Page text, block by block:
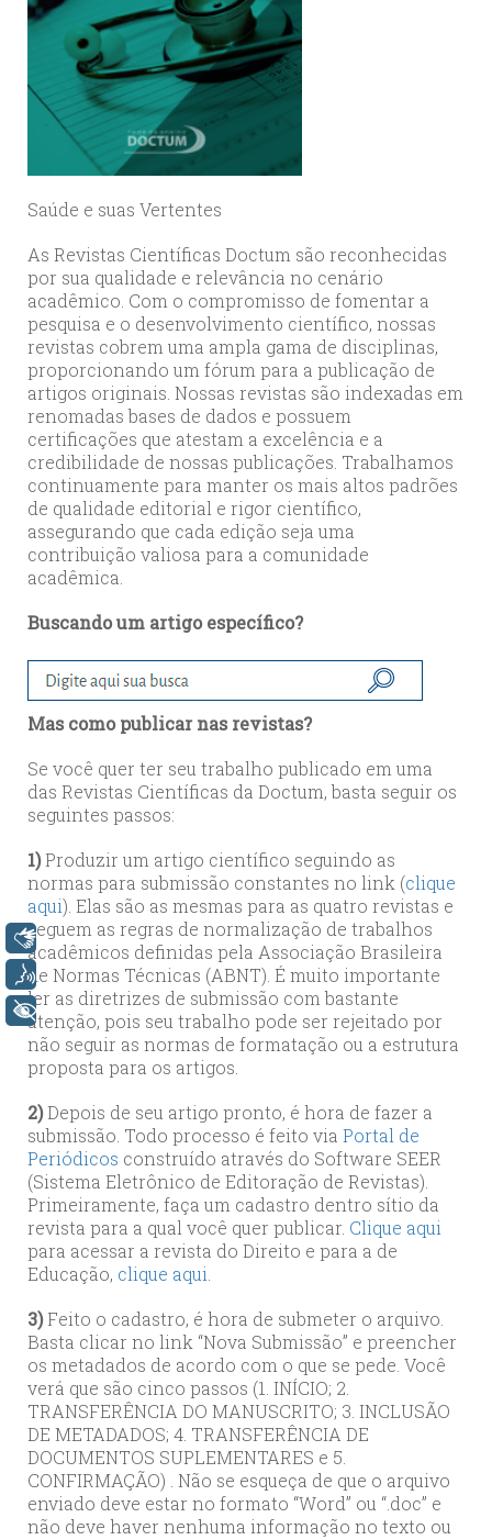
Saúde e suas Vertentes
As Revistas Científicas Doctum são reconhecidas
por sua qualidade e relevância no cenário
acadêmico. Com o compromisso de fomentar a
pesquisa e o desenvolvimento científico, nossas
revistas cobrem uma ampla gama de disciplinas,
proporcionando um fórum para a publicação de
artigos originais. Nossas revistas são indexadas em
renomadas bases de dados e possuem
certificações que atestam a excelência e a
credibilidade de nossas publicações. Trabalhamos
continuamente para manter os mais altos padrões
de qualidade editorial e rigor científico,
assegurando que cada edição seja uma
contribuição valiosa para a comunidade
acadêmica.
Buscando um artigo específico?
Mas como publicar nas revistas?
Se você quer ter seu trabalho publicado em uma
das Revistas Científicas da Doctum, basta seguir os
seguintes passos:
1)Produzir um artigo científico seguindo as
normas para submissão constantes no link (clique
aqui). Elas são as mesmas para as quatro revistas e
seguem as regras de normalização de trabalhos
acadêmicos definidas pela Associação Brasileira
de Normas Técnicas (ABNT). É muito importante
ler as diretrizes de submissão com bastante
atenção, pois seu trabalho pode ser rejeitado por
não seguir as normas de formatação ou a estrutura
proposta para os artigos.
2)Depois de seu artigo pronto, é hora de fazer a
submissão. Todo processo é feito via Portal de
Periódicos construído através do Software SEER
(Sistema Eletrônico de Editoração de Revistas).
Primeiramente, faça um cadastro dentro sítio da
revista para a qual você quer publicar. Clique aqui
para acessar a revista do Direito e para a de
Educação, clique aqui
3)Feito o cadastro, é hora de submeter o arquivo.
Basta clicar no link “Nova Submissão” e preencher
os metadados de acordo com o que se pede. Você
verá que são cinco passos (1. INÍCIO; 2.
TRANSFERÊNCIA DO MANUSCRITO; 3. INCLUSÃO
DE METADADOS; 4. TRANSFERÊNCIA DE
DOCUMENTOS SUPLEMENTARES e 5.
CONFIRMAÇÃO) . Não se esqueça de que o arquivo
enviado deve estar no formato “Word” ou “.doc” e
não deve haver nenhuma informação no texto ou
Libras
Voz
+ Acessibilidade